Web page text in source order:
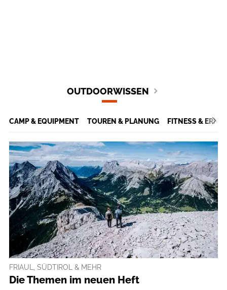
OUTDOORWISSEN
CAMP & EQUIPMENT TOUREN & PLANUNG FITNESS &
FRIAUL, SÜDTIROL & MEHR
Die Themen im neuen Heft